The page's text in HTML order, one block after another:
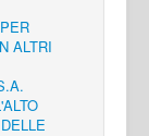
ALTRI